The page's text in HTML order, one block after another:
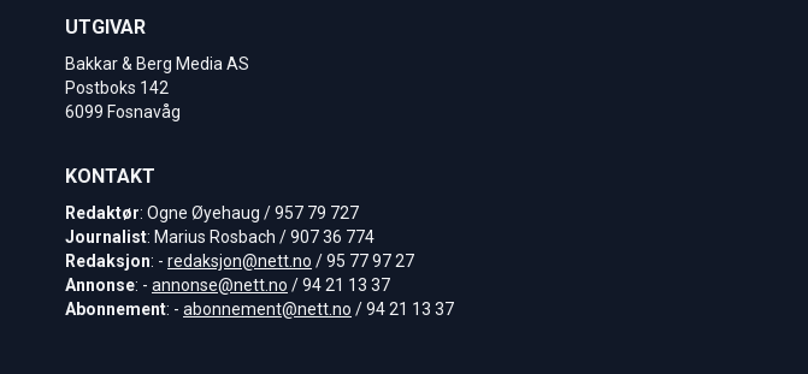
UTGIVAR
Bakkar & Berg Media AS
Postboks 142
6099 Fosnavåg
KONTAKT
Redaktør: Ogne Øyehaug / 957 79 727
Journalist: Marius Rosbach / 907 36 774
Redaksjon: - redaksjon@nett.no / 95 77 97 27
Annonse: - annonse@nett.no / 94 21 13 37
Abonnement: - abonnement@nett.no / 94 21 13 37